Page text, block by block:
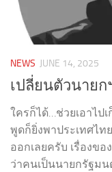
NEWS JUNE 14, 2025
เปลี่ยนตัวนายก
ใครก็ได้…ช่วยเอาไป
พูดก็ยิ่งพาประเทศไท
ออกเลยครับ เรื่องข
ว่าคนเป็นนายกรัฐมน